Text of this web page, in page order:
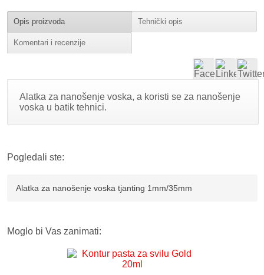
Opis proizvoda Tehnički opis
Komentari i recenzije
Alatka za nanošenje voska, a koristi se za nanošenje
voska u batik tehnici.
Pogledali ste:
Alatka za nanošenje voska tjanting 1mm/35mm
Moglo bi Vas zanimati: